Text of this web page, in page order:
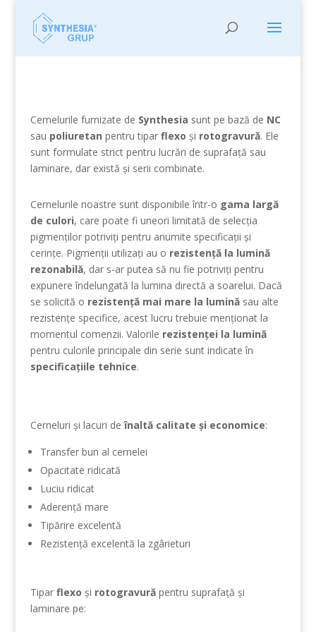
Cernelurile furnizate de Synthesia sunt pe bază de NC
sau poliuretan pentru tipar flexo și rotogravură. Ele
sunt formulate strict pentru lucrări de suprafață sau
laminare, dar există și serii combinate.
Cernelurile noastre sunt disponibile într-o gama largă
de culori, care poate fi uneori limitată de selecția
pigmenților potriviți pentru anumite specificații și
cerințe. Pigmenții utilizați au o rezistență la lumină
rezonabilă, dar s-ar putea să nu fie potriviți pentru
expunere îndelungată la lumina directă a soarelui. Dacă
se solicită o rezistență mai mare la luminăsau alte
rezistențe specifice, acest lucru trebuie menționat la
momentul comenzii. Valorile rezistenței la lumină
pentru culorile principale din serie sunt indicate în
specificațiile tehnice.
Cerneluri și lacuri deînaltă calitate și economice:
Transfer bun al cernelei
Opacitate ridicată
Luciu ridicat
Aderență mare
Tipărire excelentă
Rezistență excelentă la zgârieturi
Tipar flexo și rotogravurăpentru suprafață și
laminare pe: